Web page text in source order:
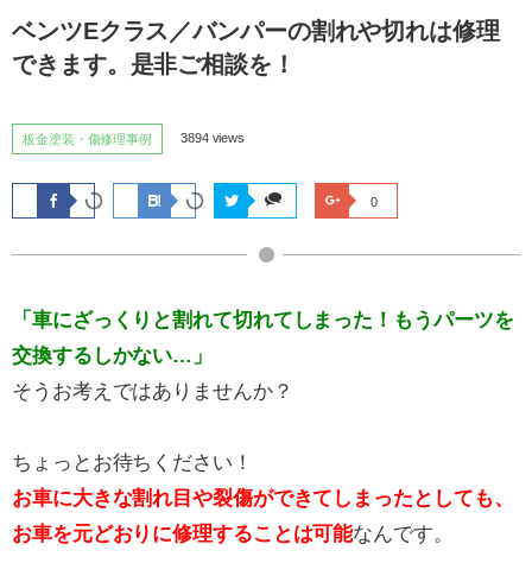
ベンツEクラス／バンパーの割れや切れは修理
できます。是非ご相談を！
板金塗装・傷修理事例 3894 views
0
「車にざっくりと割れて切れてしまった！もうパーツを
交換するしかない…」
そうお考えではありませんか？
ちょっとお待ちください！
お車に大きな割れ目や裂傷ができてしまったとしても、
お車を元どおりに修理することは可能なんです。